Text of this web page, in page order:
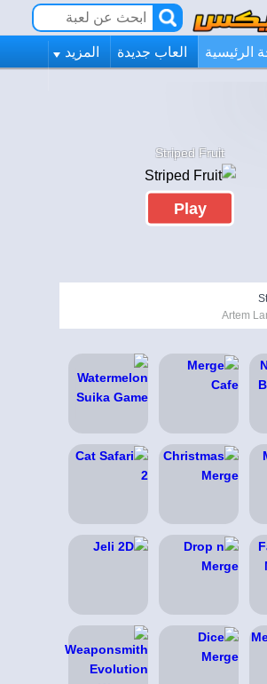
الرئيسية العاب جديدة المزيد
Striped Fruit
Play